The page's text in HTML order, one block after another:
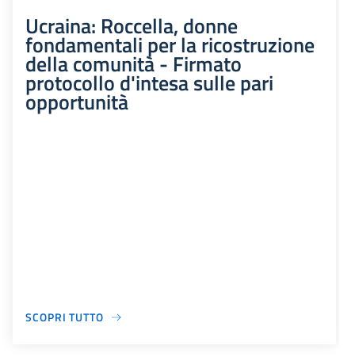
Ucraina: Roccella, donne
fondamentali per la ricostruzione
della comunità - Firmato
protocollo d'intesa sulle pari
opportunità
SCOPRI TUTTO